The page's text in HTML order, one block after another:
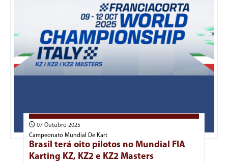
07 Outubro 2025
Campeonato Mundial De Kart
Brasil terá oito pilotos no Mundial FIA
Karting KZ, KZ2 e KZ2 Masters